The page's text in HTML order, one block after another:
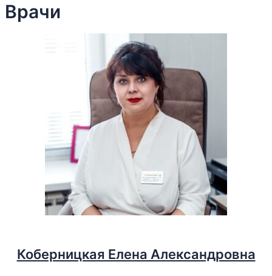
Врачи
Коберницкая Елена Александровна